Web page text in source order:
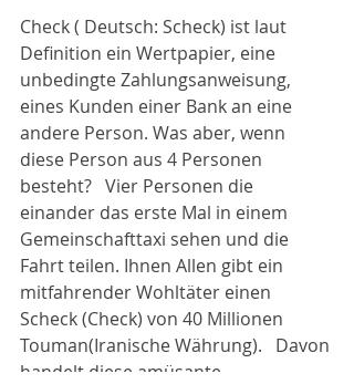
Check ( Deutsch: Scheck) ist laut
Definition ein Wertpapier, eine
unbedingte Zahlungsanweisung,
eines Kunden einer Bank an eine
andere Person. Was aber, wenn
diese Person aus 4 Personen
besteht?   Vier Personen die
einander das erste Mal in einem
Gemeinschafttaxi sehen und die
Fahrt teilen. Ihnen Allen gibt ein
mitfahrender Wohltäter einen
Scheck (Check) von 40 Millionen
Touman(Iranische Währung).   Davon
handelt diese amüsante